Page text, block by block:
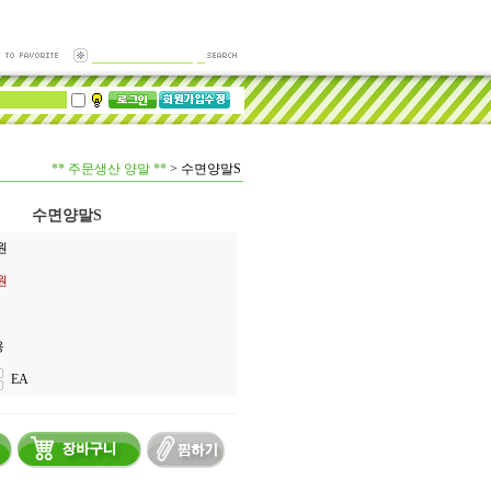
** 주문생산 양말 ** > 수면양말S
수면양말S
EA